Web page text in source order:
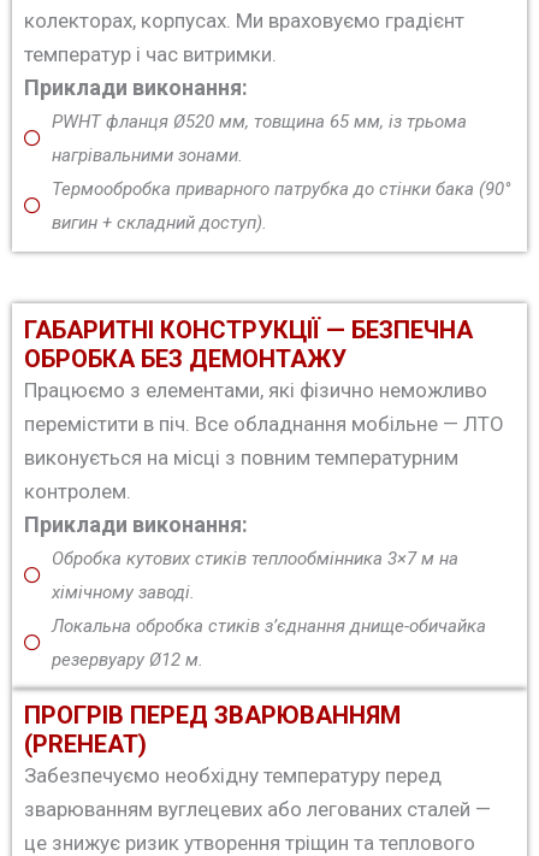
колекторах, корпусах. Ми враховуємо градієнт
температур і час витримки.
Приклади виконання:
PWHT фланця Ø520 мм, товщина 65 мм, із трьома
нагрівальними зонами.
Термообробка приварного патрубка до стінки бака (90°
вигин + складний доступ).
ГАБАРИТНІ КОНСТРУКЦІЇ — БЕЗПЕЧНА
ОБРОБКА БЕЗ ДЕМОНТАЖУ
Працюємо з елементами, які фізично неможливо
перемістити в піч. Все обладнання мобільне — ЛТО
виконується на місці з повним температурним
контролем.
Приклади виконання:
Обробка кутових стиків теплообмінника 3×7 м на
хімічному заводі.
Локальна обробка стиків з’єднання днище-обичайка
резервуару Ø12 м.
ПРОГРІВ ПЕРЕД ЗВАРЮВАННЯМ
(PREHEAT)
Забезпечуємо необхідну температуру перед
зварюванням вуглецевих або легованих сталей —
це знижує ризик утворення тріщин та теплового